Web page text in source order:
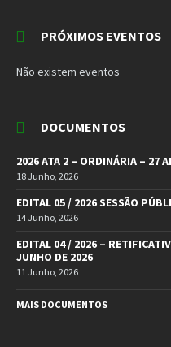
PRÓXIMOS EVENTOS
Não existem eventos
DOCUMENTOS
2026 ATA 2 – ORDINÁRIA – 27
18 Junho, 2026
EDITAL 05 / 2026 SESSÃO
14 Junho, 2026
EDITAL 04 / 2026 –
JUNHO DE 2026
11 Junho, 2026
MAIS DOCUMENTOS